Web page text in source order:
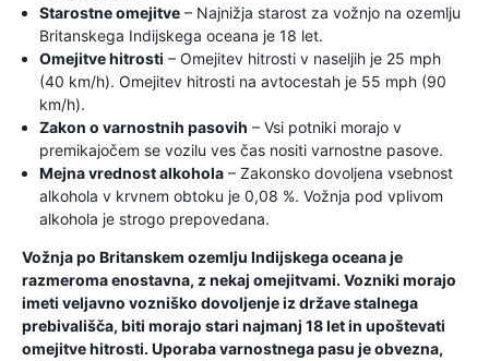
Starostne omejitve – Najnižja starost za vožnjo na ozemlju
Britanskega Indijskega oceana je 18 let.
Omejitve hitrosti – Omejitev hitrosti v naseljih je 25 mph
(40 km/h). Omejitev hitrosti na avtocestah je 55 mph (90
km/h).
Zakon o varnostnih pasovih – Vsi potniki morajo v
premikajočem se vozilu ves čas nositi varnostne pasove.
Mejna vrednost alkohola – Zakonsko dovoljena vsebnost
alkohola v krvnem obtoku je 0,08 %. Vožnja pod vplivom
alkohola je strogo prepovedana.
Vožnja po Britanskem ozemlju Indijskega oceana je
razmeroma enostavna, z nekaj omejitvami. Vozniki morajo
imeti veljavno vozniško dovoljenje iz države stalnega
prebivališča, biti morajo stari najmanj 18 let in upoštevati
omejitve hitrosti. Uporaba varnostnega pasu je obvezna,